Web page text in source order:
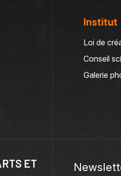
Institut
Loi de
Conseil
Galerie
ET